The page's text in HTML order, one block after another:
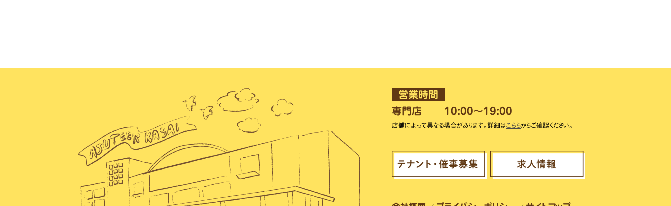
営業時間
専門店
10:00～19:00
店舗によって異なる場合があります。詳細はこちらからご確認ください。